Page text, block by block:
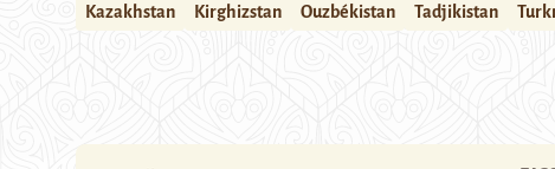
Kazakhstan Kirghizstan Ouzbékistan Tadjikistan